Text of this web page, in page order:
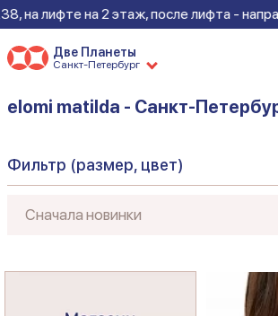
на 2 этаж, после лифта - направо.
Две Планеты
Санкт-Петербург
elomi matilda - Санкт-
Фильтр (размер, цвет)